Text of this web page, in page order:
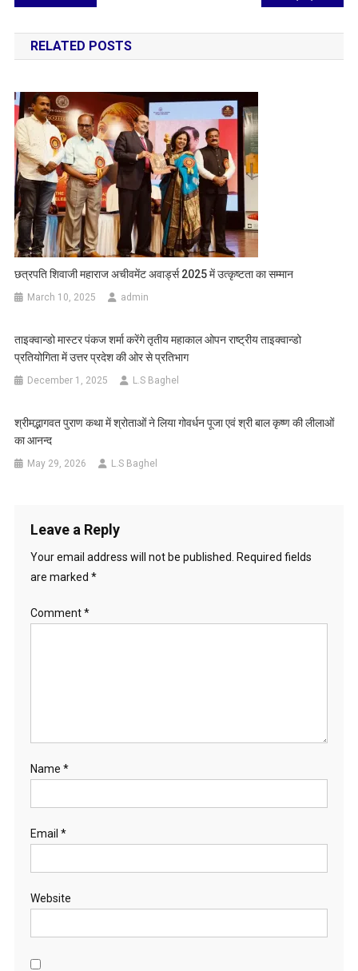
navigation
RELATED POSTS
छत्रपति शिवाजी महाराज अचीवमेंट अवार्ड्स 2025 में उत्कृष्टता का सम्मान
March 10, 2025 admin
ताइक्वान्डो मास्टर पंकज शर्मा करेंगे तृतीय महाकाल ओपन राष्ट्रीय ताइक्वान्डो
प्रतियोगिता में उत्तर प्रदेश की ओर से प्रतिभाग
December 1, 2025 L.S Baghel
श्रीमद्भागवत पुराण कथा में श्रोताओं ने लिया गोवर्धन पूजा एवं श्री बाल कृष्ण की लीलाओं
का आनन्द
May 29, 2026 L.S Baghel
Leave a Reply
Your email address will not be published.
Required fields
are marked *
Comment*
Name *
Email *
Website